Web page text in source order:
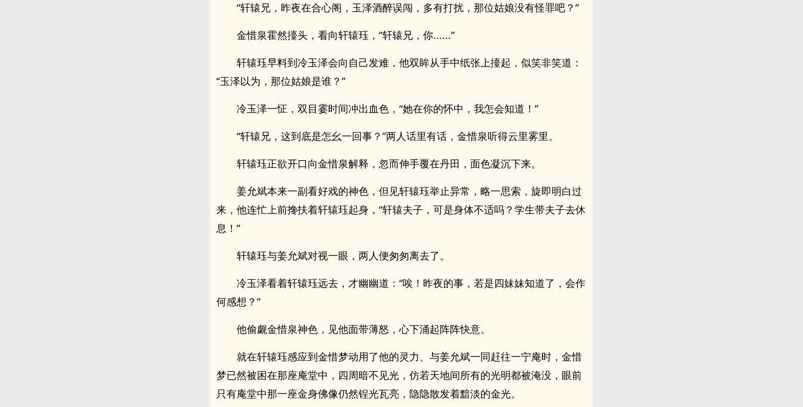
“轩辕兄，昨夜在合心阁，玉泽酒醉误闯，多有打扰，那位姑娘没有怪罪吧？”
金惜泉霍然擡头，看向轩辕珏，“轩辕兄，你......”
轩辕珏早料到冷玉泽会向自己发难，他双眸从手中纸张上擡起，似笑非笑道：
“玉泽以为，那位姑娘是谁？”
冷玉泽一怔，双目霎时间冲出血色，“她在你的怀中，我怎会知道！”
“轩辕兄，这到底是怎幺一回事？”两人话里有话，金惜泉听得云里雾里。
轩辕珏正欲开口向金惜泉解释，忽而伸手覆在丹田，面色凝沉下来。
姜允斌本来一副看好戏的神色，但见轩辕珏举止异常，略一思索，旋即明白过
来，他连忙上前搀扶着轩辕珏起身，“轩辕夫子，可是身体不适吗？学生带夫子去休
息！”
轩辕珏与姜允斌对视一眼，两人便匆匆离去了。
冷玉泽看着轩辕珏远去，才幽幽道：“唉！昨夜的事，若是四妹妹知道了，会作
何感想？”
他偷觑金惜泉神色，见他面带薄怒，心下涌起阵阵快意。
就在轩辕珏感应到金惜梦动用了他的灵力、与姜允斌一同赶往一宁庵时，金惜
梦已然被困在那座庵堂中，四周暗不见光，仿若天地间所有的光明都被淹没，眼前
只有庵堂中那一座金身佛像仍然锃光瓦亮，隐隐散发着黯淡的金光。